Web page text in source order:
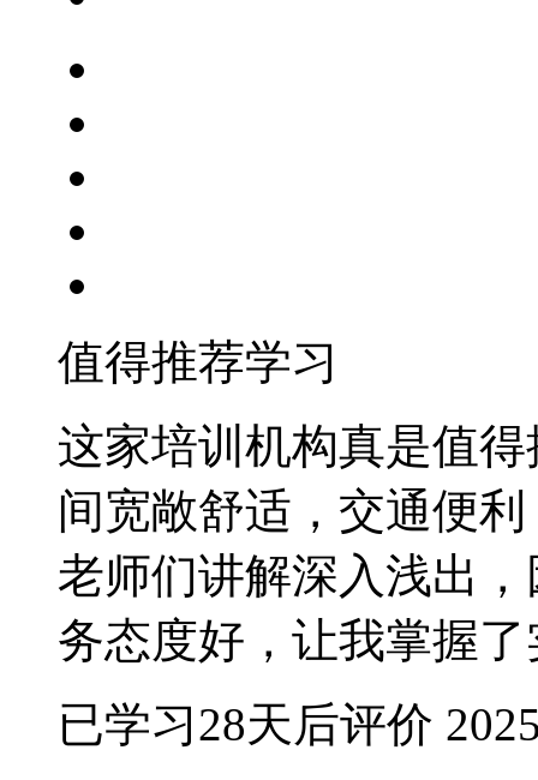
值得推荐学习
这家培训机构真是值
间宽敞舒适，交通便
老师们讲解深入浅出
务态度好，让我掌握
已学习28天后评价